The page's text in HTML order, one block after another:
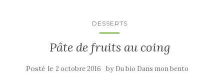
DESSERTS
Pâte de fruits au coing
Posté le 2 octobre 2016 by Du bio Dans mon bento